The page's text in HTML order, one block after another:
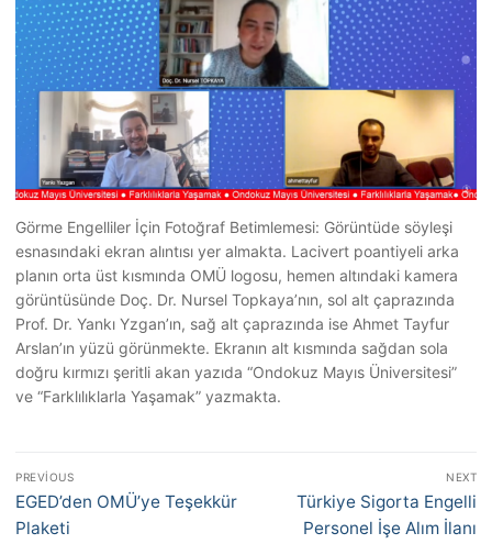
Görme Engelliler İçin Fotoğraf Betimlemesi: Görüntüde söyleşi
esnasındaki ekran alıntısı yer almakta. Lacivert poantiyeli arka
planın orta üst kısmında OMÜ logosu, hemen altındaki kamera
görüntüsünde Doç. Dr. Nursel Topkaya’nın, sol alt çaprazında
Prof. Dr. Yankı Yzgan’ın, sağ alt çaprazında ise Ahmet Tayfur
Arslan’ın yüzü görünmekte. Ekranın alt kısmında sağdan sola
doğru kırmızı şeritli akan yazıda “Ondokuz Mayıs Üniversitesi”
ve “Farklılıklarla Yaşamak” yazmakta.
Yazı
gezinmesi
PREVIOUS
Previous
post:
EGED’den OMÜ’ye Teşekkür
Plaketi
NEXT
Next
post:
Türkiye Sigorta Engelli
Personel İşe Alım İlanı